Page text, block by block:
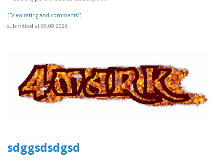
[[View rating and comments]]
submitted at 09.08.2026
sdggsdsdgsd